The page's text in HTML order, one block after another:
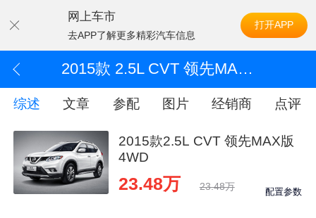
网上车市
去APP了解更多精彩汽车信息
打开APP
2015款 2.5L CVT 领先MAX版 4WD
综述 文章 参配 图片 经销商 点评
2015款2.5L CVT 领先MAX版
4WD
23.48万 23.48万 配置参数